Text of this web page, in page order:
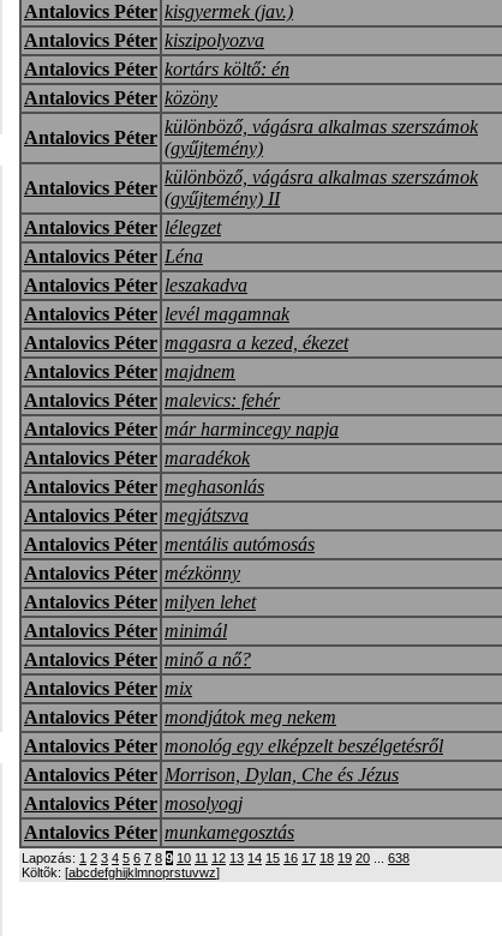
Antalovics Péter kisgyermek (jav.)
Antalovics Péter kiszipolyozva
Antalovics Péter kortárs költő: én
Antalovics Péter közöny
Antalovics Péter
különböző, vágásra alkalmas szerszámok
(gyűjtemény)
Antalovics Péter
különböző, vágásra alkalmas szerszámok
(gyűjtemény) II
Antalovics Péter lélegzet
Antalovics Péter Léna
Antalovics Péter leszakadva
Antalovics Péter levél magamnak
Antalovics Péter magasra a kezed, ékezet
Antalovics Péter majdnem
Antalovics Péter malevics: fehér
Antalovics Péter már harmincegy napja
Antalovics Péter maradékok
Antalovics Péter meghasonlás
Antalovics Péter megjátszva
Antalovics Péter mentális autómosás
Antalovics Péter mézkönny
Antalovics Péter milyen lehet
Antalovics Péter minimál
Antalovics Péter minő a nő?
Antalovics Péter mix
Antalovics Péter mondjátok meg nekem
Antalovics Péter monológ egy elképzelt beszélgetésről
Antalovics Péter Morrison, Dylan, Che és Jézus
Antalovics Péter mosolyogj
Antalovics Péter munkamegosztás
Lapozás: 1 2 3 4 5 6 7 8 9 10 11 12 13 14 15 16 17 18 19 20
638
Költõk: [abcdefghijklmnoprstuvwz]